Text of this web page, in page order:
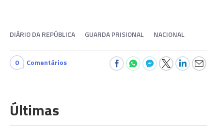
DIÁRIO DA REPÚBLICA GUARDA PRISIONAL NACIONAL
0 Comentários
Últimas